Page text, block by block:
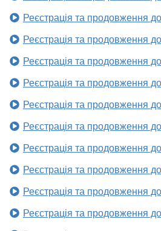
Реєстрація та продовження
Реєстрація та продовження
Реєстрація та продовження
Реєстрація та продовження
Реєстрація та продовження
Реєстрація та продовження
Реєстрація та продовження
Реєстрація та продовження
Реєстрація та продовження
Реєстрація та продовження